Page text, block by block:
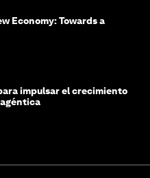
Economy: Towards a
impulsar el crecimiento
agéntica